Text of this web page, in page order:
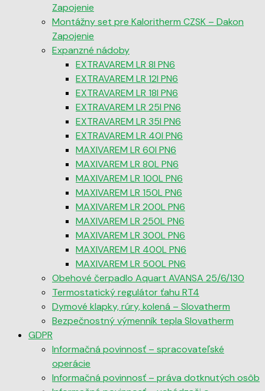
Zapojenie
Montážny set pre Kaloritherm CZSK – Dakon
Zapojenie
Expanzné nádoby
EXTRAVAREM LR 8l PN6
EXTRAVAREM LR 12l PN6
EXTRAVAREM LR 18l PN6
EXTRAVAREM LR 25l PN6
EXTRAVAREM LR 35l PN6
EXTRAVAREM LR 40l PN6
MAXIVAREM LR 60l PN6
MAXIVAREM LR 80L PN6
MAXIVAREM LR 100L PN6
MAXIVAREM LR 150L PN6
MAXIVAREM LR 200L PN6
MAXIVAREM LR 250L PN6
MAXIVAREM LR 300L PN6
MAXIVAREM LR 400L PN6
MAXIVAREM LR 500L PN6
Obehové čerpadlo Aquart AVANSA 25/6/130
Termostatický regulátor ťahu RT4
Dymové klapky, rúry, kolená – Slovatherm
Bezpečnostný výmenník tepla Slovatherm
GDPR
Informačná povinnosť – spracovateľské
operácie
Informačná povinnosť – práva dotknutých osôb